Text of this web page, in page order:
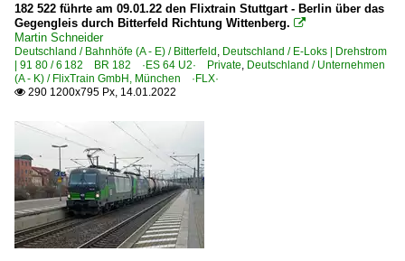
182 522 führte am 09.01.22 den Flixtrain Stuttgart - Berlin über das
Gegengleis durch Bitterfeld Richtung Wittenberg. 
Martin Schneider
Deutschland / Bahnhöfe (A - E) / Bitterfeld Deutschland / E-Loks | Drehstrom
| 91 80 / 6 182 BR 182 ·ES 64 U2· Private Deutschland / Unternehmen
(A - K) / FlixTrain GmbH, München ·FLX·
 290 1200x795 Px, 14.01.2022